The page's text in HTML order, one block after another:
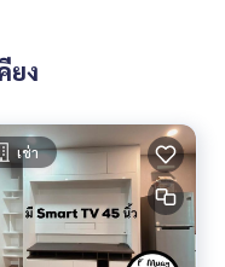
ถมอร์เตอร์ไซด์ 1 คัน 🛵
ใต้ตึกมี 7/11 ร้านค้า ร้า
ฯลฯ
บ Key Card
ง
ยง
เช่า